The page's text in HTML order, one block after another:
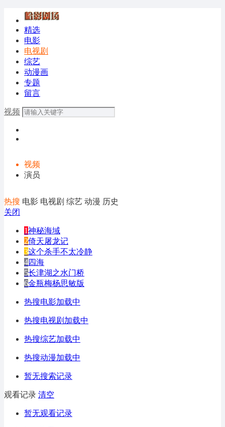
精选
电影
电视剧
综艺
动漫画
专题
留言
视频
视频
演员
热搜 电影 电视剧 综艺 动漫 历史
关闭
1神秘海域
2倚天屠龙记
3这个杀手不太冷静
4四海
5长津湖之水门桥
6金瓶梅杨思敏版
热搜电影加载中
热搜电视剧加载中
热搜综艺加载中
热搜动漫加载中
暂无搜索记录
观看记录 清空
暂无观看记录